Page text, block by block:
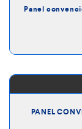
Panel
PANEL